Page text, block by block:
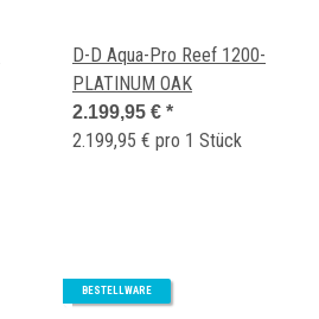
D-D Aqua-Pro Reef 1200-
PLATINUM OAK
2.199,95 € *
2.199,95 € pro 1 Stück
BESTELLWARE